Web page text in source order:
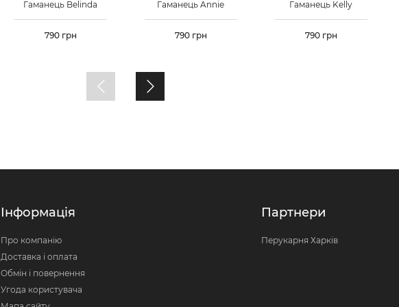
Гаманець Belinda
Ціна
790 грн
Гаманець Annie
Ціна
790 грн
Гаманець Kelly
Ціна
790 грн
Інформація
Про компанію
Доставка і оплата
Обмін і повернення
Угода користувача
Партнери
Перукарня Харків